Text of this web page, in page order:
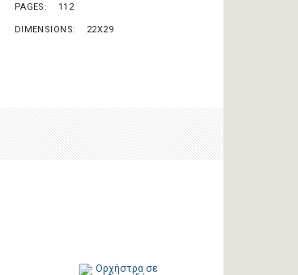
PAGES 112
DIMENSIONS 22X29